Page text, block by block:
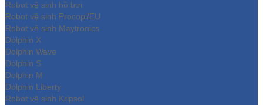
Robot vệ sinh hồ bơi
Robot vệ sinh Procopi/EU
Robot vệ sinh Maytronics
Dolphin X
Dolphin Wave
Dolphin S
Dolphin M
Dolphin Liberty
Robot vệ sinh Kripsol